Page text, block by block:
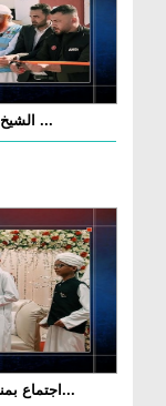
الشيخ محمد عمران العطاري يفتتح 96 منزلاً للأيتام ...
اجتماع بمناسبة تكريم طلاب مدرسة المدينة وجامعة ال...